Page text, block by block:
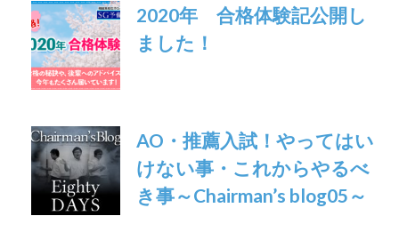
ー
シ
ョ
ン
2020年 合格体験記公開し
ました！
AO・推薦入試！やってはい
けない事・これからやるべ
き事～Chairman’s blog05～